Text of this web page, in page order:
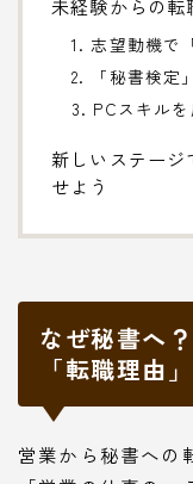
未経験からの転
1. 志望動機で
2. 「秘書検定
3. PCスキルを
新しいステー
せよう
なぜ秘書へ
「転職理由
営業から秘書への